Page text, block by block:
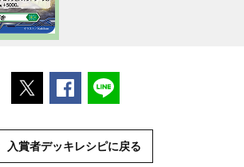
ポストするFacebookでシェアする
入賞者デッキレシピに戻る